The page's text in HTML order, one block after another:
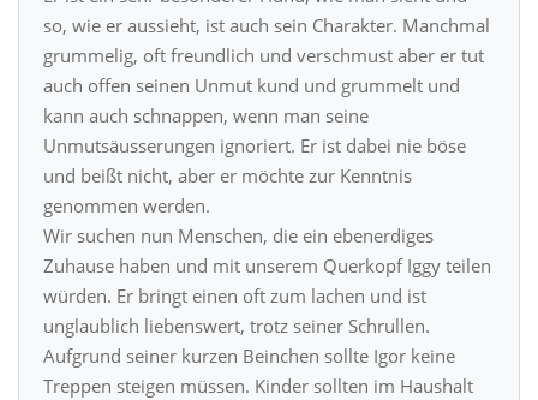
so, wie er aussieht, ist auch sein Charakter. Manchmal
grummelig, oft freundlich und verschmust aber er tut
auch offen seinen Unmut kund und grummelt und
kann auch schnappen, wenn man seine
Unmutsäusserungen ignoriert. Er ist dabei nie böse
und beißt nicht, aber er möchte zur Kenntnis
genommen werden.
Wir suchen nun Menschen, die ein ebenerdiges
Zuhause haben und mit unserem Querkopf Iggy teilen
würden. Er bringt einen oft zum lachen und ist
unglaublich liebenswert, trotz seiner Schrullen.
Aufgrund seiner kurzen Beinchen sollte Igor keine
Treppen steigen müssen. Kinder sollten im Haushalt